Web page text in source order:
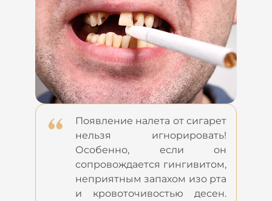
Появление налета от сигарет
нельзя игнорировать!
Особенно, если он
сопровождается гингивитом,
неприятным запахом изо рта
и кровоточивостью десен.